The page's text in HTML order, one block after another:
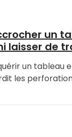
un
laisser de
un tableau
les